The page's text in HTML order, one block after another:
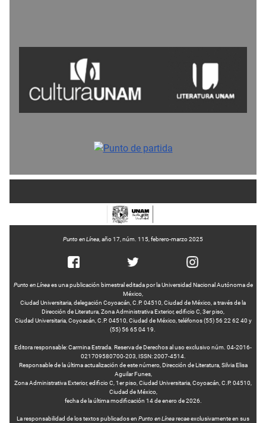
Punto en Línea , año 17, núm. 115, febrero-marzo 2025
Punto en Líneaes una publicación bimestral editada por la Universidad Nacional Autónoma de
México,
Ciudad Universitaria, delegación Coyoacán, C.P. 04510, Ciudad de México, a través de la
Dirección de Literatura, Zona Administrativa Exterior, edificio C, 3er piso,
Ciudad Universitaria, Coyoacán, C.P. 04510, Ciudad de México, teléfonos (55) 56 22 62 40 y
(55) 56 65 04 19.
Editora responsable: Carmina Estrada. Reserva de Derechos al uso exclusivo núm. 04-2016-
021709580700-203, ISSN: 2007-4514.
Responsable de la última actualización de este número, Dirección de Literatura, Silvia Elisa
Aguilar Funes,
Zona Administrativa Exterior, edificio C, 1er piso, Ciudad Universitaria, Coyoacán, C.P. 04510,
Ciudad de México,
fecha de la última modificación 14 de enero de 2026.
La responsabilidad de los textos publicados en Punto en Línearecae exclusivamente en sus